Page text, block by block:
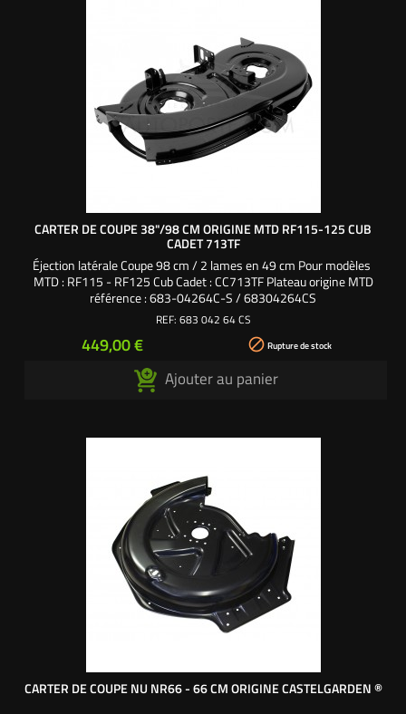
CARTER DE COUPE 38"/98 CM ORIGINE MTD RF115-125 CUB
CADET 713TF
Éjection latérale Coupe 98 cm / 2 lames en 49 cm Pour modèles
MTD : RF115 - RF125 Cub Cadet : CC713TF Plateau origine MTD
référence : 683-04264C-S / 68304264CS
REF: 683 042 64 CS
Prix
449,00 €  Rupture de stock
Ajouter au panier
CARTER DE COUPE NU NR66 - 66 CM ORIGINE CASTELGARDEN ®